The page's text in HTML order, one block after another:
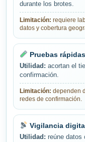
durante los brotes.
Limitación: requiere
datos y cobertura
Pruebas
Utilidad: acortan el
confirmación.
Limitación: dependen
redes de confirmación.
Vigilancia
Utilidad: reúne datos